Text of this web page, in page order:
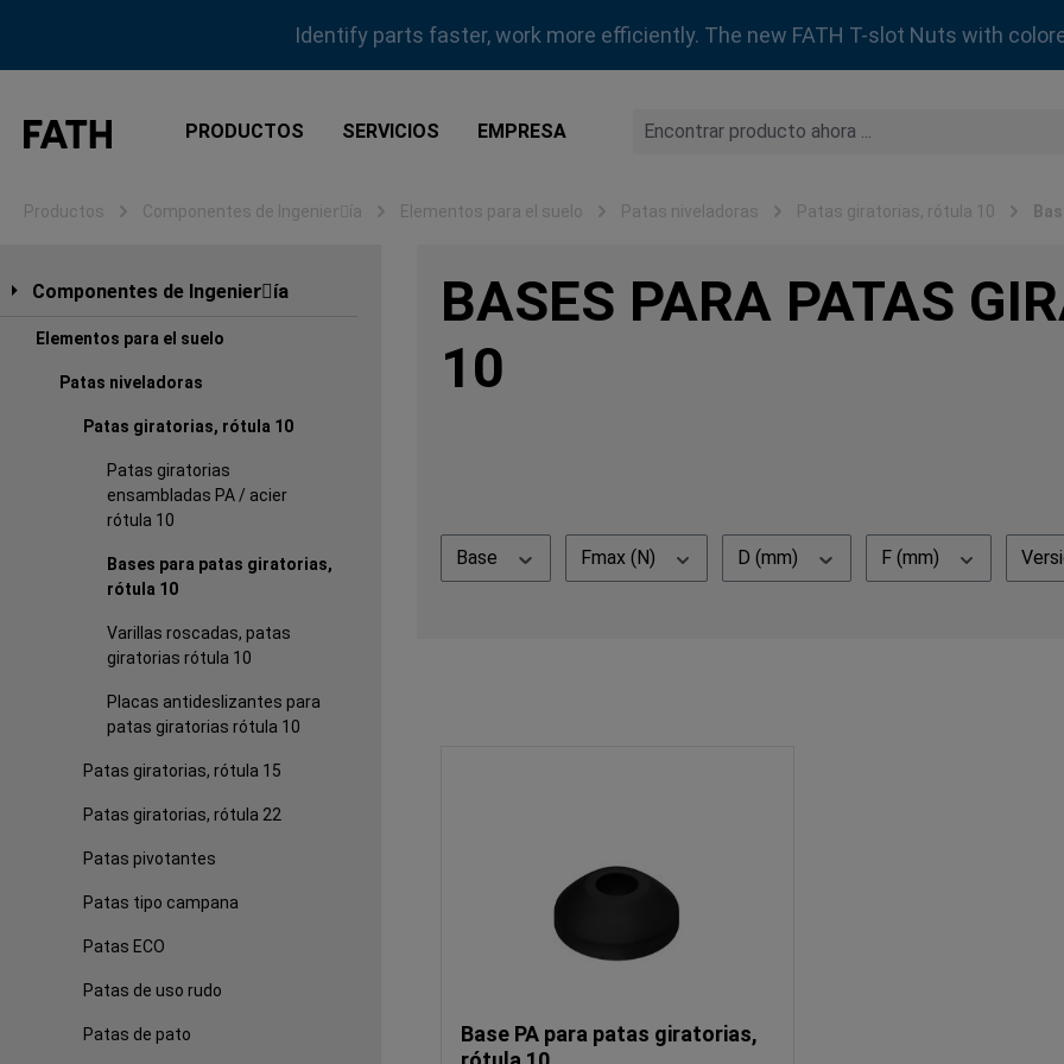
Saltar a la navegación principalIdentify parts faster, work more efficiently. The new FATH T-slot Nuts with
PRODUCTOS SERVICIOS EMPRESA
Productos Componentes de Ingenierِía Elementos para el suelo Patas niveladoras Patas giratorias, rótula 10
Componentes de Ingenierِía
Elementos para el suelo
Patas niveladoras
Patas giratorias, rótula 10
Patas giratorias
ensambladas PA / acier
rótula 10
Bases para patas giratorias,
rótula 10
Varillas roscadas, patas
giratorias rótula 10
Placas antideslizantes para
patas giratorias rótula 10
Patas giratorias, rótula 15
Patas giratorias, rótula 22
Patas pivotantes
Patas tipo campana
Patas ECO
Patas de uso rudo
Patas de pato
BASES PARA PATAS
10
Base Fmax (N) D (mm) F (mm)
Base PA para patas giratorias,